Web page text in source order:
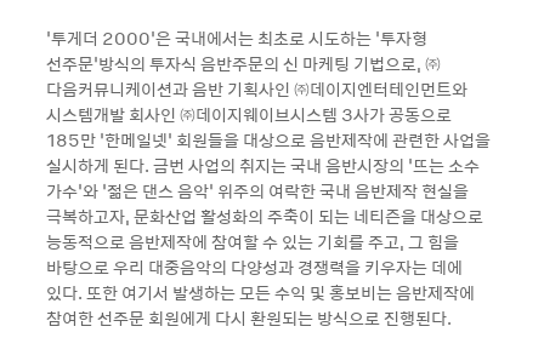
‘투게더 2000’은 국내에서는 최초로 시도하는 ‘투자형
선주문’방식의 투자식 음반주문의 신 마케팅 기법으로, ㈜
다음커뮤니케이션과 음반 기획사인 ㈜데이지엔터테인먼트와
시스템개발 회사인 ㈜데이지웨이브시스템 3사가 공동으로
185만 ‘한메일넷’ 회원들을 대상으로 음반제작에 관련한 사업을
실시하게 된다. 금번 사업의 취지는 국내 음반시장의 ‘뜨는 소수
가수’와 ‘젊은 댄스 음악’ 위주의 여락한 국내 음반제작 현실을
극복하고자, 문화산업 활성화의 주축이 되는 네티즌을 대상으로
능동적으로 음반제작에 참여할 수 있는 기회를 주고, 그 힘을
바탕으로 우리 대중음악의 다양성과 경쟁력을 키우자는 데에
있다. 또한 여기서 발생하는 모든 수익 및 홍보비는 음반제작에
참여한 선주문 회원에게 다시 환원되는 방식으로 진행된다.